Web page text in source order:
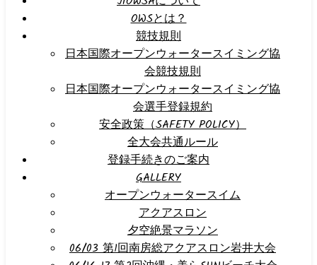
OWSとは？
競技規則
日本国際オープンウォータースイミング協
会競技規則
日本国際オープンウォータースイミング協
会選手登録規約
安全政策（SAFETY POLICY）
全大会共通ルール
登録手続きのご案内
GALLERY
オープンウォータースイム
アクアスロン
夕空絶景マラソン
06/03 第1回南房総アクアスロン岩井大会